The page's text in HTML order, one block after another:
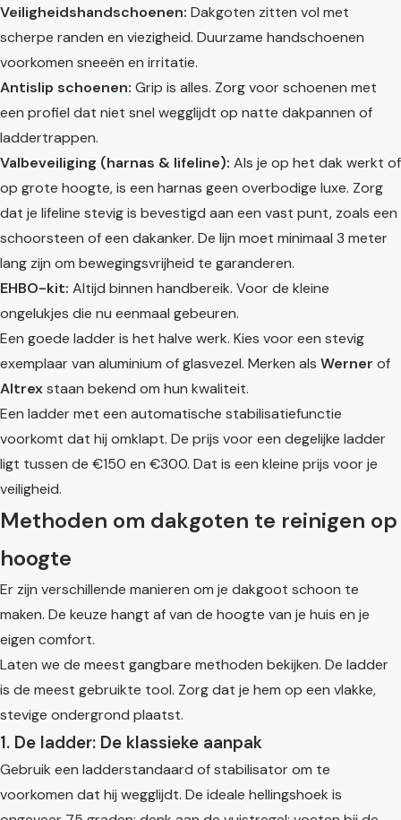
Veiligheidshandschoenen: Dakgoten zitten vol met
scherpe randen en viezigheid. Duurzame handschoenen
voorkomen sneeën en irritatie.
Antislip schoenen: Grip is alles. Zorg voor schoenen met
een profiel dat niet snel wegglijdt op natte dakpannen of
laddertrappen.
Valbeveiliging (harnas & lifeline): Als je op het dak werkt of
op grote hoogte, is een harnas geen overbodige luxe. Zorg
dat je lifeline stevig is bevestigd aan een vast punt, zoals een
schoorsteen of een dakanker. De lijn moet minimaal 3 meter
lang zijn om bewegingsvrijheid te garanderen.
EHBO-kit: Altijd binnen handbereik. Voor de kleine
ongelukjes die nu eenmaal gebeuren.
Een goede ladder is het halve werk. Kies voor een stevig
exemplaar van aluminium of glasvezel. Merken als Werner of
Altrexstaan bekend om hun kwaliteit.
Een ladder met een automatische stabilisatiefunctie
voorkomt dat hij omklapt. De prijs voor een degelijke ladder
ligt tussen de €150 en €300. Dat is een kleine prijs voor je
veiligheid.
Methoden om dakgoten te reinigen op
hoogte
Er zijn verschillende manieren om je dakgoot schoon te
maken. De keuze hangt af van de hoogte van je huis en je
eigen comfort.
Laten we de meest gangbare methoden bekijken. De ladder
is de meest gebruikte tool. Zorg dat je hem op een vlakke,
stevige ondergrond plaatst.
1. De ladder: De klassieke aanpak
Gebruik een ladderstandaard of stabilisator om te
voorkomen dat hij wegglijdt. De ideale hellingshoek is